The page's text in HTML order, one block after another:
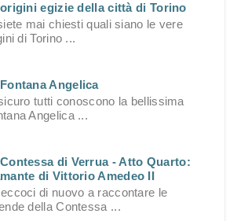
egizie della città di Torino
mai chiesti quali siano le vere
di Torino ...
Angelica
tutti conoscono la bellissima
Angelica ...
di Verrua - Atto Quarto:
di Vittorio Amedeo II
di nuovo a raccontare le
della Contessa ...